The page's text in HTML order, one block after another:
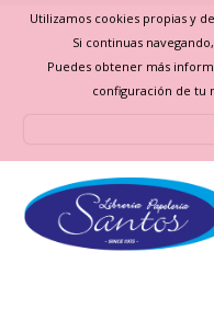
Utilizamos cookies propias y
Si continuas
Puedes obtener más
configuración de tu